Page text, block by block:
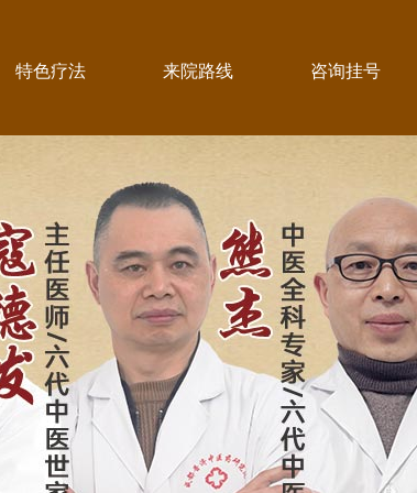
特色疗法 来院路线 咨询挂号